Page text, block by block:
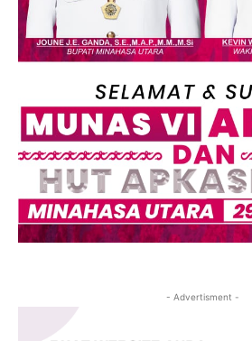
- Advertisment -